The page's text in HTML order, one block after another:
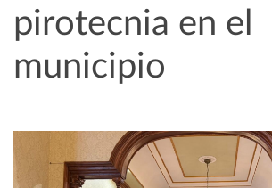
pirotecnia en el
municipio